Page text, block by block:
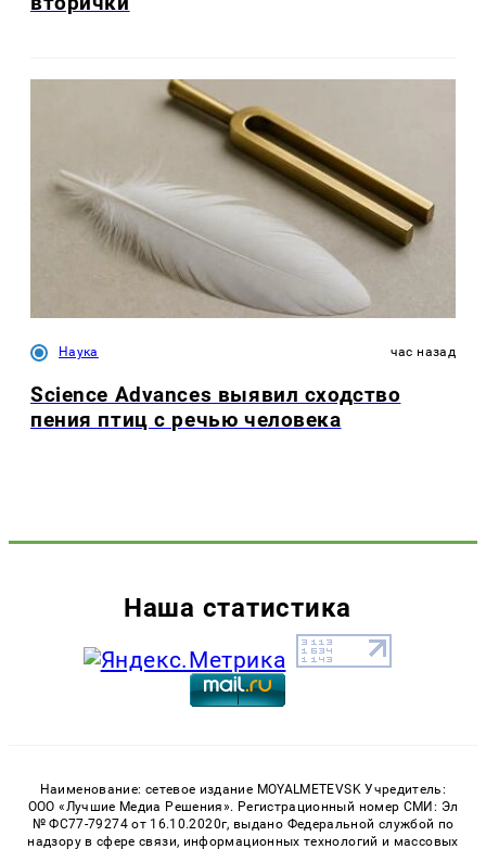
Наука час назад
Science Advances выявил сходство
пения птиц с речью человека
Наша статистика
Наименование: сетевое издание MOYALMETEVSK Учредитель:
ООО «Лучшие Медиа Решения». Регистрационный номер СМИ: Эл
№ ФС77-79274 от 16.10.2020г, выдано Федеральной службой по
надзору в сфере связи, информационных технологий и массовых